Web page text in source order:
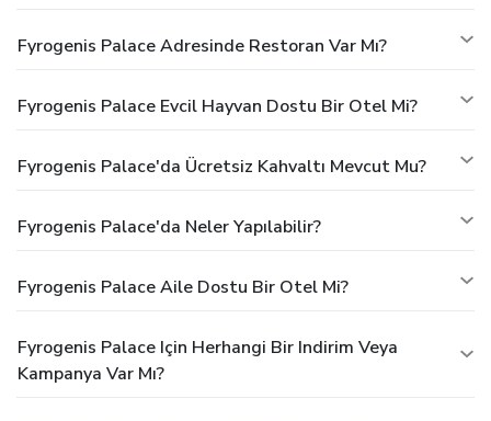
Fyrogenis Palace Adresinde Restoran Var Mı?
Fyrogenis Palace Evcil Hayvan Dostu Bir Otel Mi?
Fyrogenis Palace'da Ücretsiz Kahvaltı Mevcut Mu?
Fyrogenis Palace'da Neler Yapılabilir?
Fyrogenis Palace Aile Dostu Bir Otel Mi?
Fyrogenis Palace Için Herhangi Bir Indirim Veya
Kampanya Var Mı?